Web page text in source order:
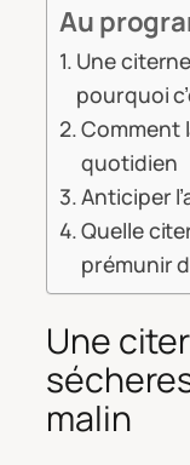
Au
Une
pourquoi
Comment
quotidien
Anticiper
Quelle
prémunir
Une
malin